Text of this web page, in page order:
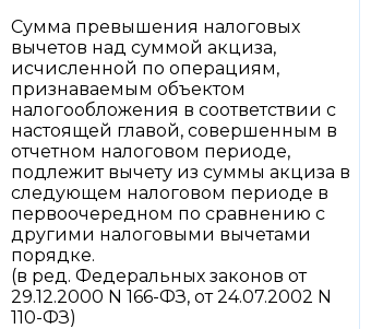
Сумма превышения налоговых
вычетов над суммой акциза,
исчисленной по операциям,
признаваемым объектом
налогообложения в соответствии с
настоящей главой, совершенным в
отчетном налоговом периоде,
подлежит вычету из суммы акциза в
следующем налоговом периоде в
первоочередном по сравнению с
другими налоговыми вычетами
порядке.
(в ред. Федеральных законов от
29.12.2000 N 166-ФЗ, от 24.07.2002 N
110-ФЗ)